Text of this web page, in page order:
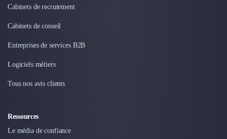
Cabinets de recrutement
Cabinets de conseil
Entreprises de services B2B
Logiciels métiers
Tous nos avis clients
Ressources
Le média de confiance